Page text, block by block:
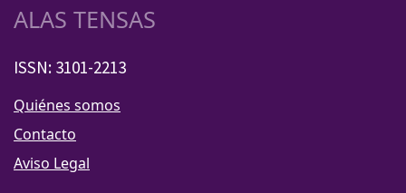
ALAS TENSAS
ISSN: 3101-2213
Quiénes somos
Contacto
Aviso Legal